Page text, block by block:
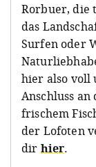
Rorbuer, die
das
Surfen oder
hier also voll
Anschluss
frischem
der Lofoten
dir hier.